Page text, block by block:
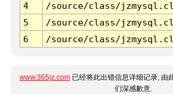
4
/source/class/
5
/source/class/
6
/source/class/
www.365jz.com 已经将此出错信息详细记录, 由
们深感歉意.